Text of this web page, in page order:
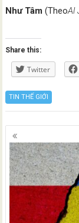
Như Tâm (TheoAl
Share this:
Twitter
TIN THẾ GIỚI
Posts
navigation